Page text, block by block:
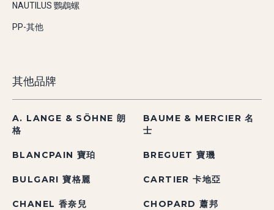
NAUTILUS 鸚鵡螺
PP-其他
其他品牌
A. LANGE & SÖHNE 朗
格
BAUME & MERCIER 名
士
BLANCPAIN 寶珀 BREGUET 寶璣
BULGARI 寶格麗 CARTIER 卡地亞
CHANEL 香奈兒 CHOPARD 蕭邦